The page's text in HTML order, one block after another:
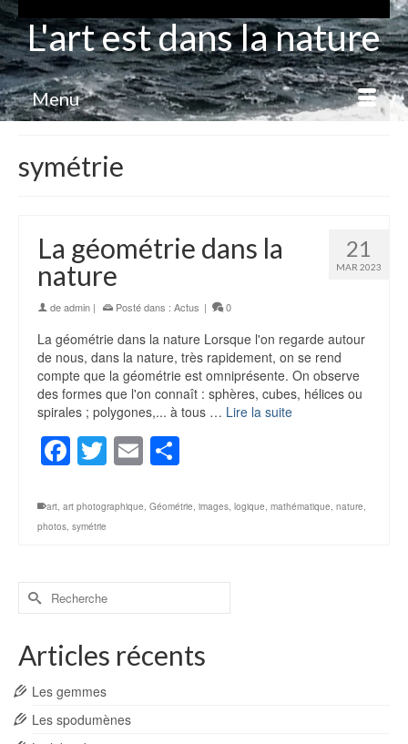
L'art est dans la nature
Menu
symétrie
21
MAR 2023
La géométrie dans la
nature
deadmin | Posté dans : Actus | 0
La géométrie dans la nature Lorsque l'on regarde autour
de nous, dans la nature, très rapidement, on se rend
compte que la géométrie est omniprésente. On observe
des formes que l'on connaît : sphères, cubes, hélices ou
spirales ; polygones,... à tous … Lire la suite
Facebook
Twitter
Email
art, art photographique, Géométrie, images, logique, mathématique, nature,
photos, symétrie
Rechercher :
Articles récents
Les gemmes
Les spodumènes